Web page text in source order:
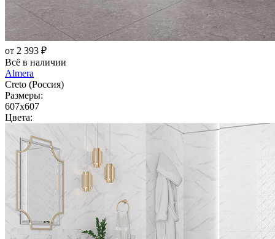
от 2 393 ₽
Всё в наличии
Almera
Creto (Россия)
Размеры:
607x607
Цвета: